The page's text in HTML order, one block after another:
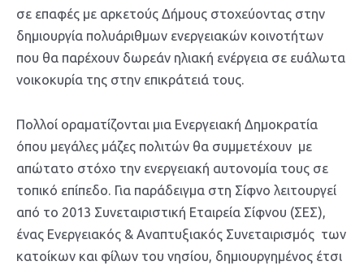
σε επαφές με αρκετούς Δήμους στοχεύοντας στην
δημιουργία πολυάριθμων ενεργειακών κοινοτήτων
που θα παρέχουν δωρεάν ηλιακή ενέργεια σε ευάλωτα
νοικοκυρία της στην επικράτειά τους.
Πολλοί οραματίζονται μια Ενεργειακή Δημοκρατία
όπου μεγάλες μάζες πολιτών θα συμμετέχουν με
απώτατο στόχο την ενεργειακή αυτονομία τους σε
τοπικό επίπεδο. Για παράδειγμα στη Σίφνο λειτουργεί
από το 2013 Συνεταιριστική Εταιρεία Σίφνου (ΣΕΣ),
ένας Ενεργειακός & Αναπτυξιακός Συνεταιρισμός των
κατοίκων και φίλων του νησίου, δημιουργημένος έτσι